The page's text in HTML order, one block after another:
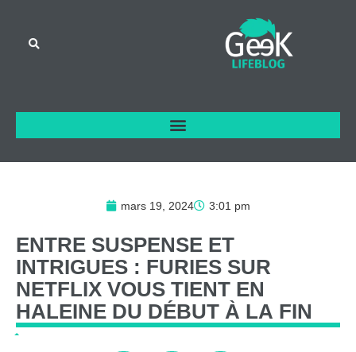
mars 19, 2024 3:01 pm
ENTRE SUSPENSE ET
INTRIGUES : FURIES SUR
NETFLIX VOUS TIENT EN
HALEINE DU DÉBUT À LA FIN